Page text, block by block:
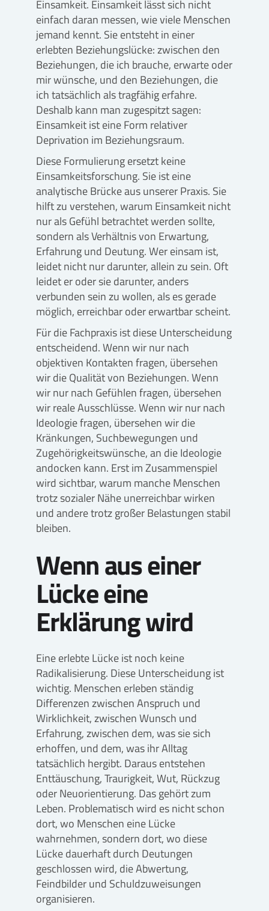
Einsamkeit. Einsamkeit lässt sich nicht
einfach daran messen, wie viele Menschen
jemand kennt. Sie entsteht in einer
erlebten Beziehungslücke: zwischen den
Beziehungen, die ich brauche, erwarte oder
mir wünsche, und den Beziehungen, die
ich tatsächlich als tragfähig erfahre.
Deshalb kann man zugespitzt sagen:
Einsamkeit ist eine Form relativer
Deprivation im Beziehungsraum.
Diese Formulierung ersetzt keine
Einsamkeitsforschung. Sie ist eine
analytische Brücke aus unserer Praxis. Sie
hilft zu verstehen, warum Einsamkeit nicht
nur als Gefühl betrachtet werden sollte,
sondern als Verhältnis von Erwartung,
Erfahrung und Deutung. Wer einsam ist,
leidet nicht nur darunter, allein zu sein. Oft
leidet er oder sie darunter, anders
verbunden sein zu wollen, als es gerade
möglich, erreichbar oder erwartbar scheint.
Für die Fachpraxis ist diese Unterscheidung
entscheidend. Wenn wir nur nach
objektiven Kontakten fragen, übersehen
wir die Qualität von Beziehungen. Wenn
wir nur nach Gefühlen fragen, übersehen
wir reale Ausschlüsse. Wenn wir nur nach
Ideologie fragen, übersehen wir die
Kränkungen, Suchbewegungen und
Zugehörigkeitswünsche, an die Ideologie
andocken kann. Erst im Zusammenspiel
wird sichtbar, warum manche Menschen
trotz sozialer Nähe unerreichbar wirken
und andere trotz großer Belastungen stabil
bleiben.
Wenn aus einer
Lücke eine
Erklärung wird
Eine erlebte Lücke ist noch keine
Radikalisierung. Diese Unterscheidung ist
wichtig. Menschen erleben ständig
Differenzen zwischen Anspruch und
Wirklichkeit, zwischen Wunsch und
Erfahrung, zwischen dem, was sie sich
erhoffen, und dem, was ihr Alltag
tatsächlich hergibt. Daraus entstehen
Enttäuschung, Traurigkeit, Wut, Rückzug
oder Neuorientierung. Das gehört zum
Leben. Problematisch wird es nicht schon
dort, wo Menschen eine Lücke
wahrnehmen, sondern dort, wo diese
Lücke dauerhaft durch Deutungen
geschlossen wird, die Abwertung,
Feindbilder und Schuldzuweisungen
organisieren.